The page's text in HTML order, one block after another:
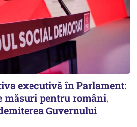
executivă în Parlament:
măsuri pentru români,
Guvernului